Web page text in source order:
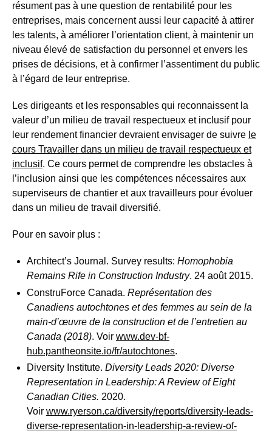
résument pas à une question de rentabilité pour les
entreprises, mais concernent aussi leur capacité à attirer
les talents, à améliorer l’orientation client, à maintenir un
niveau élevé de satisfaction du personnel et envers les
prises de décisions, et à confirmer l’assentiment du public
à l’égard de leur entreprise.
Les dirigeants et les responsables qui reconnaissent la
valeur d’un milieu de travail respectueux et inclusif pour
leur rendement financier devraient envisager de suivre le
cours Travailler dans un milieu de travail respectueux et
inclusif. Ce cours permet de comprendre les obstacles à
l’inclusion ainsi que les compétences nécessaires aux
superviseurs de chantier et aux travailleurs pour évoluer
dans un milieu de travail diversifié.
Pour en savoir plus :
Architect’s Journal. Survey results: Homophobia
Remains Rife in Construction Industry. 24 août 2015.
ConstruForce Canada. Représentation des
Canadiens autochtones et des femmes au sein de la
main-d’œuvre de la construction et de l’entretien au
Canada (2018). Voir www.dev-bf-
hub.pantheonsite.io/fr/autochtones.
Diversity Institute. Diversity Leads 2020: Diverse
Representation in Leadership: A Review of Eight
Canadian Cities. 2020.
Voir www.ryerson.ca/diversity/reports/diversity-leads-
diverse-representation-in-leadership-a-review-of-